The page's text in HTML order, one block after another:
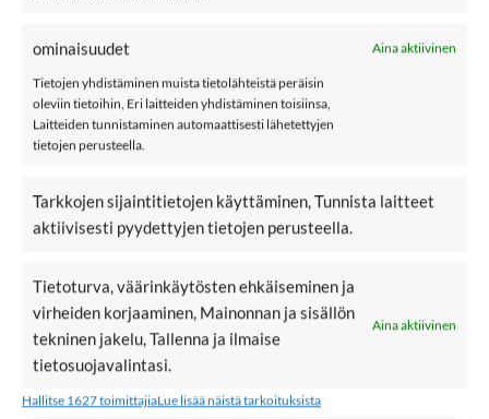
ominaisuudet Aina aktiivinen
Tietojen yhdistäminen muista tietolähteistä peräisin
oleviin tietoihin, Eri laitteiden yhdistäminen toisiinsa,
Laitteiden tunnistaminen automaattisesti lähetettyjen
tietojen perusteella.
Tarkkojen sijaintitietojen käyttäminen, Tunnista laitteet
aktiivisesti pyydettyjen tietojen perusteella.
Tietoturva, väärinkäytösten ehkäiseminen ja
virheiden korjaaminen, Mainonnan ja sisällön
tekninen jakelu, Tallenna ja ilmaise
tietosuojavalintasi.
Aina aktiivinen
Hallitse 1627 toimittajiaLue lisää näistä tarkoituksista
ARVIOT (0)
Reima x Minna Parikka PeaceBucket hattu, Black
Seuraa omaa sateenkaartasi, käännä ääni isommalle, ja paina
play-nappia huvin vuoksi. Reiman ja suomalaisen
kenkäsuunnittelijan Minna Parikan yhteistyö. Yhdessä he
uniikkeja ja mahtavia omia itsejään.
Tyylikäs lierihattu, jossa kaksi puolta, yksivärinen musta ja
kuosillinen. Materiaali on sileää.